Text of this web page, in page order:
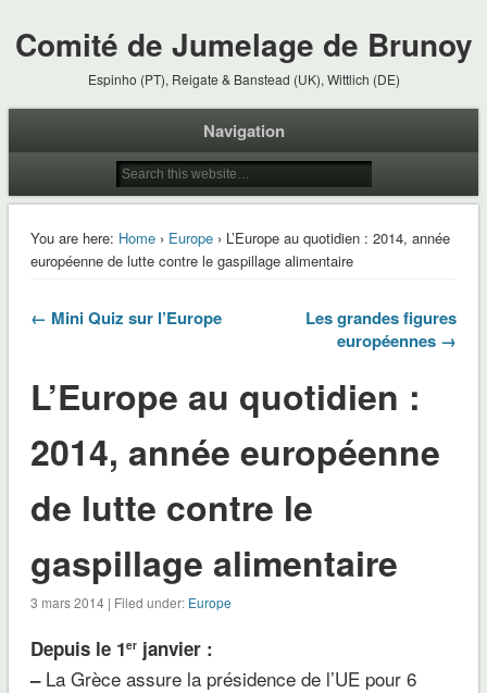
Comité de Jumelage de Brunoy
Espinho (PT), Reigate & Banstead (UK), Wittlich (DE)
Navigation
You are here: Home› Europe› L’Europe au quotidien : 2014, année
européenne de lutte contre le gaspillage alimentaire
← Mini Quiz sur l’Europe
Les grandes figures
européennes →
L’Europe au quotidien :
2014, année européenne
de lutte contre le
gaspillage alimentaire
3 mars 2014 | Filed under: Europe
Depuis le 1erjanvier:
– La Grèce assure la présidence de l’UEpour 6